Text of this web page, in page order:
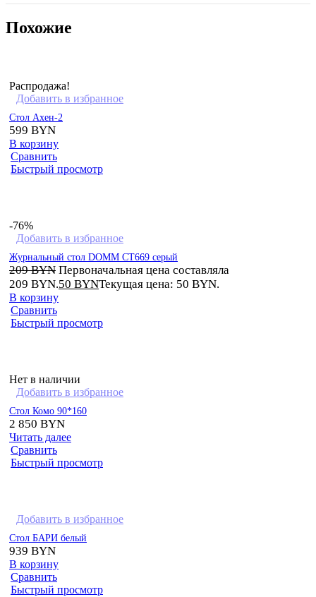
Похожие
Распродажа!
Добавить в избранное
Стол Ахен-2
599 BYN
В корзину
Сравнить
Быстрый просмотр
-76%
Добавить в избранное
Журнальный стол DOMM CT669 серый
209BYN Первоначальная цена составляла
209 BYN.50 BYNТекущая цена: 50 BYN.
В корзину
Сравнить
Быстрый просмотр
Нет в наличии
Добавить в избранное
Стол Комо 90*160
2 850 BYN
Читать далее
Сравнить
Быстрый просмотр
Добавить в избранное
Стол БАРИ белый
939 BYN
В корзину
Сравнить
Быстрый просмотр